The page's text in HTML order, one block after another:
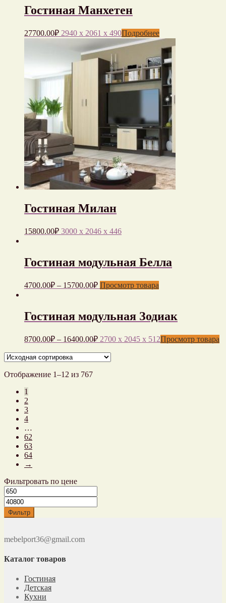
Гостиная Манхетен
27700.00₽ 2940 x 2061 x 490Подробнее
Гостиная Милан
15800.00₽ 3000 x 2046 x 446
Гостиная модульная Белла
4700.00₽ – 15700.00₽ Просмотр товара
Гостиная модульная Зодиак
8700.00₽ – 16400.00₽ 2700 x 2045 x 512Просмотр товара
Отображение 1–12 из 767
1
2
3
4
…
62
63
64
→
Фильтровать по цене
Фильтр
mebelport36@gmail.com
Каталог товаров
Гостиная
Детская
Кухни